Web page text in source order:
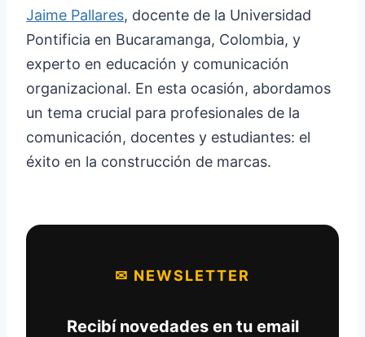
Jaime Pallares, docente de la Universidad
Pontificia en Bucaramanga, Colombia, y
experto en educación y comunicación
organizacional. En esta ocasión, abordamos
un tema crucial para profesionales de la
comunicación, docentes y estudiantes: el
éxito en la construcción de marcas.
✉ NEWSLETTER
Recibí novedades en tu email